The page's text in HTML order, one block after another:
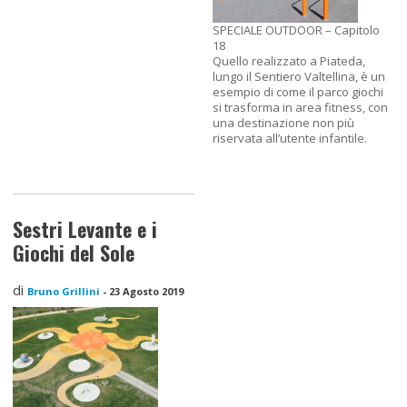
SPECIALE OUTDOOR – Capitolo
18
Quello realizzato a Piateda,
lungo il Sentiero Valtellina, è un
esempio di come il parco giochi
si trasforma in area fitness, con
una destinazione non più
riservata all’utente infantile.
Sestri Levante e i
Giochi del Sole
di Bruno Grillini - 23 Agosto 2019